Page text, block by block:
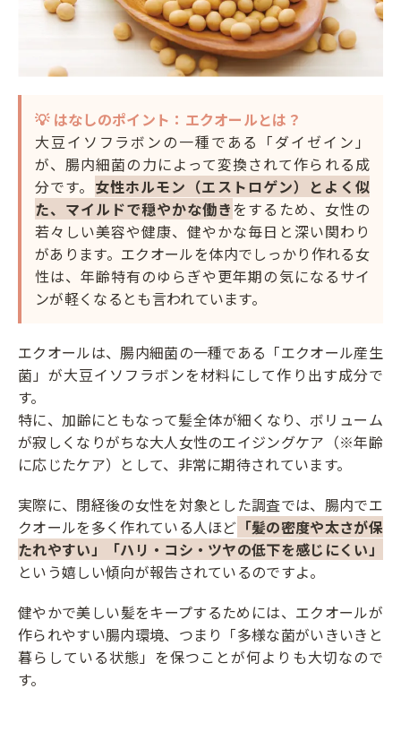
💡 はなしのポイント：エクオールとは？
大豆イソフラボンの一種である「ダイゼイン」
が、腸内細菌の力によって変換されて作られる成
分です。 女性ホルモン（エストロゲン）とよく似
た、マイルドで穏やかな働き をするため、女性の
若々しい美容や健康、健やかな毎日と深い関わり
があります。エクオールを体内でしっかり作れる女
性は、年齢特有のゆらぎや更年期の気になるサイ
ンが軽くなるとも言われています。
エクオールは、腸内細菌の一種である「エクオール産生
菌」が大豆イソフラボンを材料にして作り出す成分で
す。
特に、加齢にともなって髪全体が細くなり、ボリューム
が寂しくなりがちな大人女性のエイジングケア（※年齢
に応じたケア）として、非常に期待されています。
実際に、閉経後の女性を対象とした調査では、腸内でエ
クオールを多く作れている人ほど 「髪の密度や太さが保
たれやすい」「ハリ・コシ・ツヤの低下を感じにくい」
という嬉しい傾向が報告されているのですよ。
健やかで美しい髪をキープするためには、エクオールが
作られやすい腸内環境、つまり「多様な菌がいきいきと
暮らしている状態」を保つことが何よりも大切なので
す。